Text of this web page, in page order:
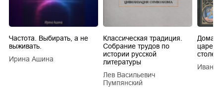
Частота. Выбирать, а не
выживать.
Ирина Ашина
Классическая традиция.
Собрание трудов по
истории русской
литературы
Лев Васильевич
Пумпянский
царей
Иван